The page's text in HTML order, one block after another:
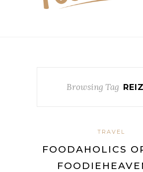
Browsing Tag
TRAVEL
FOODAHOLICS